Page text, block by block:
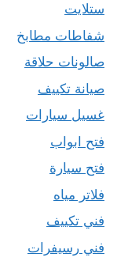
ستلايت
شفاطات مطابخ
صالونات حلاقة
صيانة تكييف
غسيل سيارات
فتح ابواب
فتح سيارة
فلاتر مياه
فني تكييف
فني رسيفرات